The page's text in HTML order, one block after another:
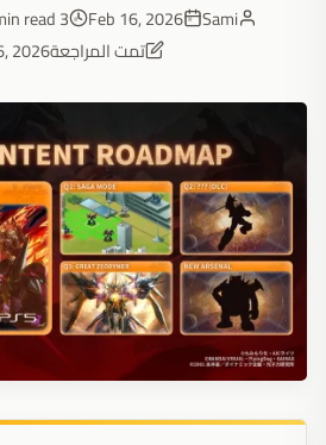
Sami
Feb 16, 2026
3 min read
تمت المراجعة2026